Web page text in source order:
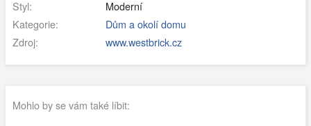
Styl:
Moderní
Kategorie:
Dům a okolí domu
Zdroj:
www.westbrick.cz
Mohlo by se vám také líbit: